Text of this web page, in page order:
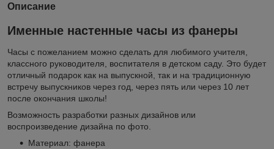
Описание
Именные настенные часы из фанеры
Часы с пожеланием можно сделать для любимого учителя,
классного руководителя, воспитателя в детском саду. Это будет
отличный подарок как на выпускной, так и на традиционную
встречу выпускников через год, через пять или через 10 лет
после окончания школы!
Возможность разработки разных дизайнов или
воспроизведение дизайна по фото.
Материал: фанера